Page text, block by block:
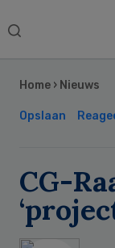
Search
Home › Nieuws
Opslaan
CG-
Sidebar